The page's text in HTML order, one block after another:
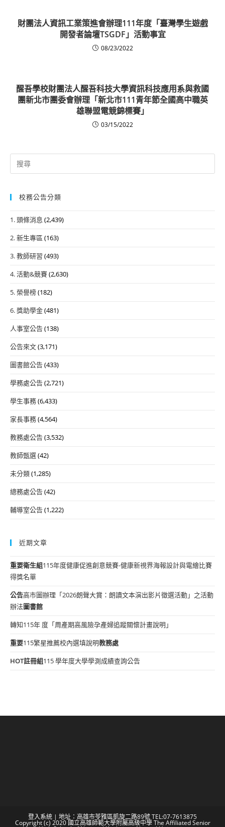
財團法人資訊工業策進會辦理111年度「臺灣學生遊戲
開發者論壇TSGDF」活動事宜
08/23/2022
醒吾學校財團法人醒吾科技大學資訊科技應用系與救國
團新北市團委會辦理「新北市111青年節全國高中職英
雄聯盟電競錦標賽」
03/15/2022
Search
for:
校務公告分類
1. 頭條消息 (2,439)
2. 新生專區 (163)
3. 教師研習 (493)
4. 活動&競賽(2,630)
5. 榮譽榜(182)
6. 獎助學金(481)
人事室公告(138)
公告來文(3,171)
圖書館公告(433)
學務處公告(2,721)
學生事務(6,433)
家長事務(4,564)
教務處公告(3,532)
教師甄選(42)
未分類(1,285)
總務處公告(42)
輔導室公告(1,222)
近期文章
重要衛生組115年度健康促進創意競賽-健康新視界海報設計與電繪比賽
得獎名單
公告高市圖辦理「2026朗聲大賞：朗讀文本演出影片徵選活動」之活動
辦法圖書館
轉知115年 度「周產期高風險孕產婦追蹤關懷計畫說明」
重要115繁星推薦校內選填說明教務處
HOT註冊組115 學年度大學學測成績查詢公告
登入系統 | 地址：高雄市苓雅區凱旋二路89號 TEL:07-7613875
Copyright (c) 2020 國立高雄師範大學附屬高級中學 The Affiliated Senior